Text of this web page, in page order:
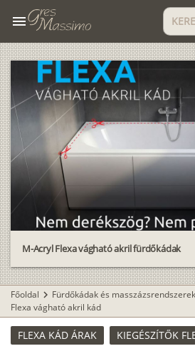
menu
M-Acryl Flexa vágható akril fürdőkádak
Főoldal chevron_right Fürdőkádak és masszázsrendszerek
Flexa vágható akril kád
FLEXA KÁD ÁRAK KIEGÉSZÍTŐK